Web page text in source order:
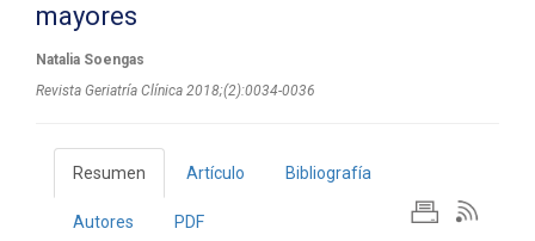
mayores
Natalia Soengas
Revista Geriatría Clí­nica 2018;(2):0034-0036
Resumen Artículo Bibliografía
Autores PDF